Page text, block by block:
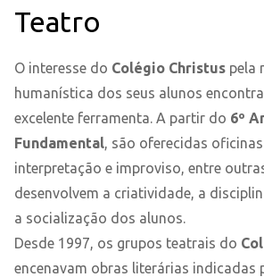
Teatro
O interesse do Colégio Christus pela
humanística dos seus alunos
excelente ferramenta. A partir do 6º
Fundamental, são oferecidas
interpretação e improviso, entre
desenvolvem a criatividade, a
a socialização dos alunos.
Desde 1997, os grupos teatrais do
encenavam obras literárias indicadas